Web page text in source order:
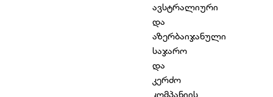
ავსტრალიური
და
აზერბაიჯანული
საჯარო
და
კერძო
კომპანიის